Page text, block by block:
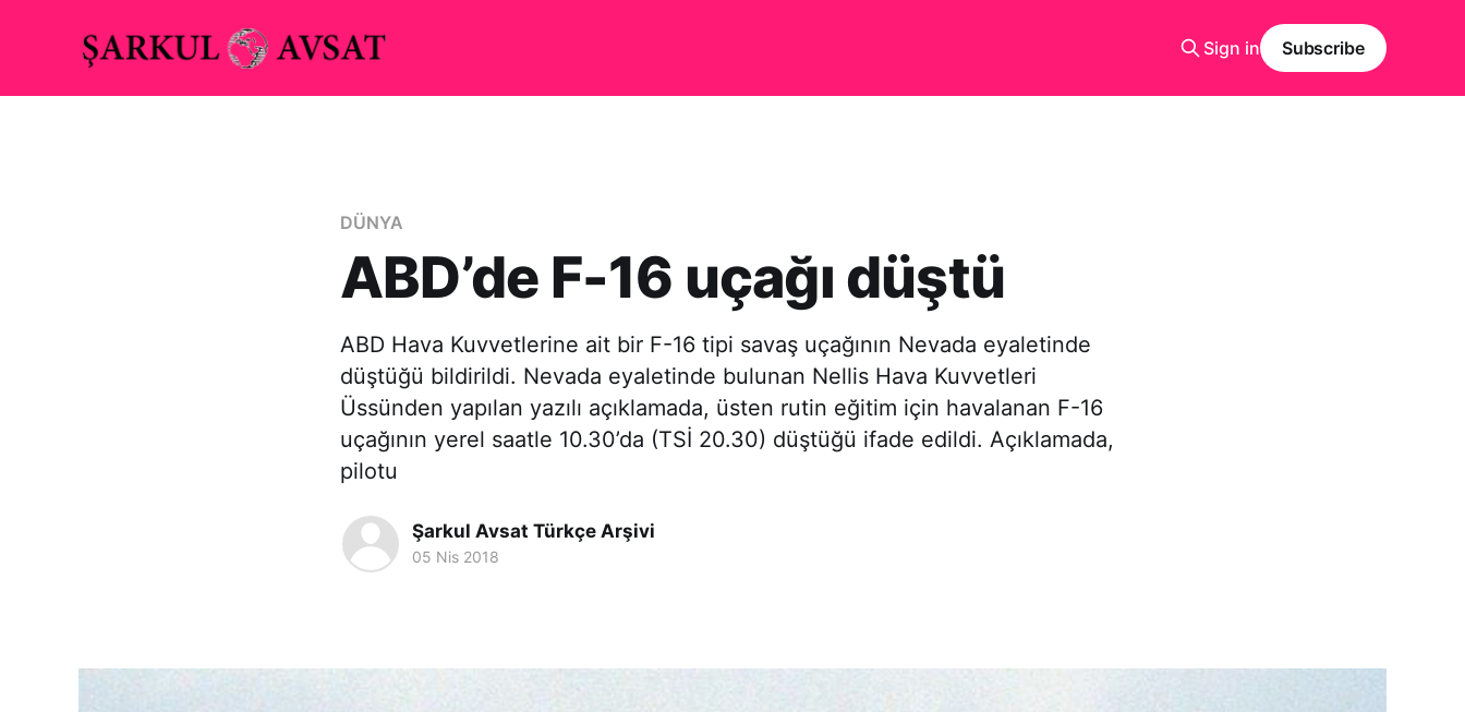
Sign in Subscribe
DÜNYA
ABD’de F-16 uçağı düştü
ABD Hava Kuvvetlerine ait bir F-16 tipi savaş uçağının Nevada eyaletinde
düştüğü bildirildi. Nevada eyaletinde bulunan Nellis Hava Kuvvetleri
Üssünden yapılan yazılı açıklamada, üsten rutin eğitim için havalanan F-16
uçağının yerel saatle 10.30’da (TSİ 20.30) düştüğü ifade edildi. Açıklamada,
pilotu
Şarkul Avsat Türkçe Arşivi
05 Nis 2018